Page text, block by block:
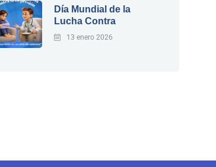
Día Mundial de la
Lucha Contra
13 enero 2026